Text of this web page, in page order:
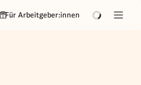
Für Arbeitgeber:innen